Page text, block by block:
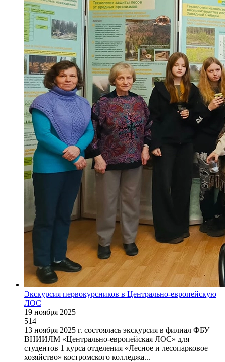
Экскурсия первокурсников в Центрально-европейскую
ЛОС
19 ноября 2025
514
13 ноября 2025 г. состоялась экскурсия в филиал ФБУ
ВНИИЛМ «Центрально-европейская ЛОС» для
студентов 1 курса отделения «Лесное и лесопарковое
хозяйство» костромского колледжа...